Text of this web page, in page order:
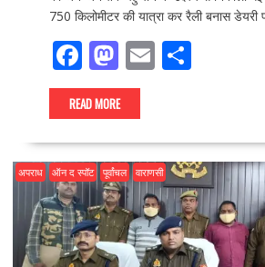
750 किलोमीटर की यात्रा कर रैली बनास
F
ac
e
b
o
o
k
M
as
to
d
o
n
E
l
S
e
READ MORE
अपराध ऑन द स्पॉट पूर्वांचल वाराणसी